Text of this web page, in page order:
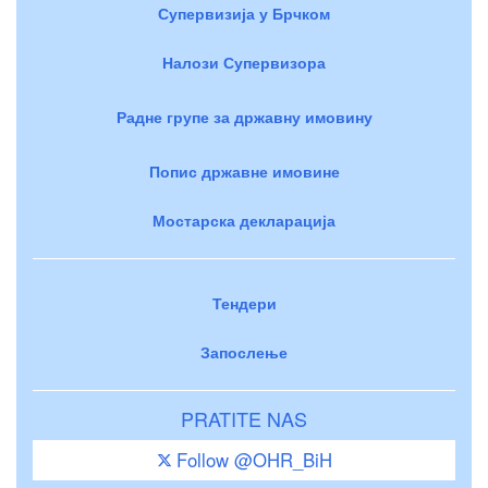
Супервизија у Брчком
Налози Супервизора
Радне групе за државну имовину
Попис државне имовине
Мостарска декларација
Тендери
Запослење
PRATITE NAS
Follow @OHR_BiH